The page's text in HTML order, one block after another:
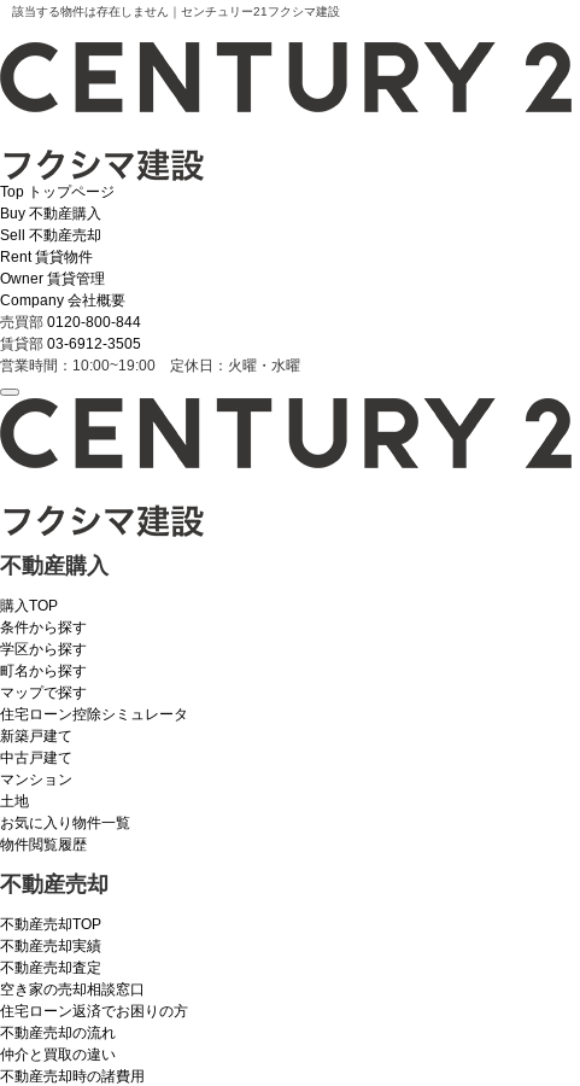
該当する物件は存在しません｜センチュリー21フクシマ建設
Top トップページ
Buy 不動産購入
Sell
不動産売却
Rent 賃貸物件
Owner 賃貸管理
Company 会社概要
売買部 0120-800-844
賃貸部 03-6912-3505
営業時間：10:00~19:00 定休日：火曜・水曜
不動産購入
購入TOP
条件から探す
学区から探す
町名から探す
マップで探す
住宅ローン控除シミュレータ
新築戸建て
中古戸建て
マンション
土地
お気に入り物件一覧
物件閲覧履歴
不動産売却
不動産売却TOP
不動産売却実績
不動産売却査定
空き家の売却相談窓口
住宅ローン返済でお困りの方
不動産売却の流れ
仲介と買取の違い
不動産売却時の諸費用